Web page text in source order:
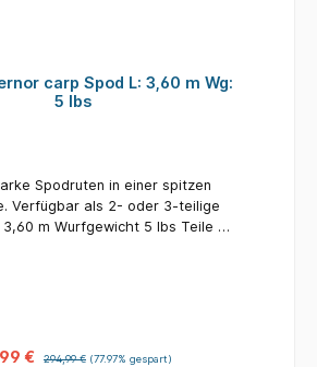
carp Spod L: 3,60 m Wg:
5 lbs
Spodruten in einer spitzen
Verfügbar als 2- oder 3-teilige
€ 294,99 € (77.97% gespart)